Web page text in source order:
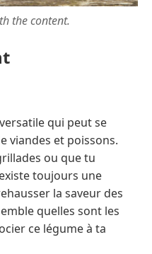
the content.
qui peut se
viandes et poissons.
ou que tu
toujours une
la saveur des
quelles sont les
ce légume à ta